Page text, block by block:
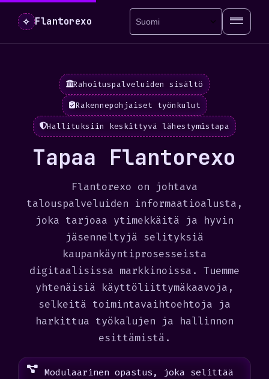
⟡ Flantorexo
Rahoituspalveluiden sisältö
Rakennepohjaiset työnkulut
Hallituksiin keskittyvä lähestymistapa
Tapaa Flantorexo
Flantorexo on johtava
talouspalveluiden informaatioalusta,
joka tarjoaa ytimekkäitä ja hyvin
jäsenneltyjä selityksiä
kaupankäyntiprosesseista
digitaalisissa markkinoissa. Tuemme
yhtenäisiä käyttöliittymäkaavoja,
selkeitä toimintavaihtoehtoja ja
harkittua työkalujen ja hallinnon
esittämistä.
Modulaarinen opastus, joka selittää